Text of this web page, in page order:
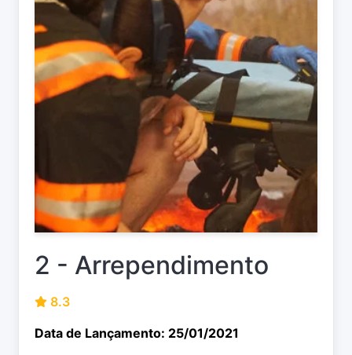
2 - Arrependimento
8.3
Data de Lançamento: 25/01/2021